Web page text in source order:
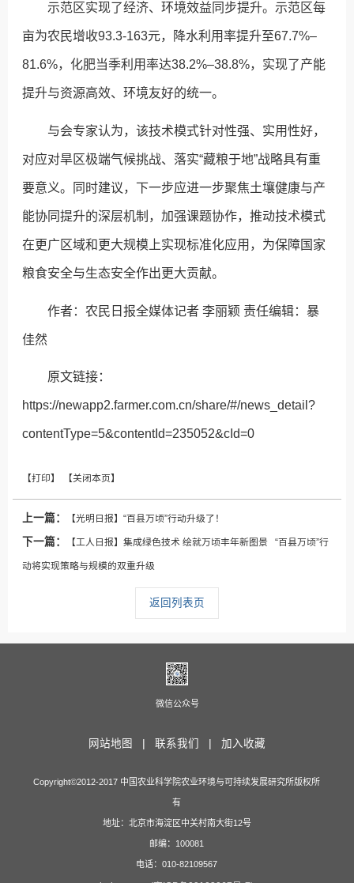
示范区实现了经济、环境效益同步提升。示范区每
亩为农民增收93.3-163元，降水利用率提升至67.7%–
81.6%，化肥当季利用率达38.2%–38.8%，实现了产能
提升与资源高效、环境友好的统一。
与会专家认为，该技术模式针对性强、实用性好，
对应对旱区极端气候挑战、落实“藏粮于地”战略具有重
要意义。同时建议，下一步应进一步聚焦土壤健康与产
能协同提升的深层机制，加强课题协作，推动技术模式
在更广区域和更大规模上实现标准化应用，为保障国家
粮食安全与生态安全作出更大贡献。
作者：农民日报全媒体记者 李丽颖 责任编辑：暴
佳然
原文链接：
https://newapp2.farmer.com.cn/share/#/news_detail?
contentType=5&contentId=235052&cId=0
上一篇： 【光明日报】“百县万顷”行动升级了！
下一篇： 【工人日报】集成绿色技术 绘就万顷丰年新图景 “百县万顷”行
动将实现策略与规模的双重升级
返回列表页
微信公众号
网站地图 | 联系我们 | 加入收藏
Copyright©2012-2017 中国农业科学院农业环境与可持续发展研究所版权所
有
地址：北京市海淀区中关村南大街12号
邮编：100081
电话：010-82109567